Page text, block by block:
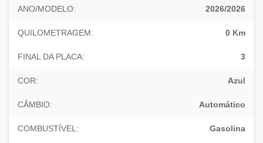
ANO/MODELO: 2026/2026
QUILOMETRAGEM: 0 Km
FINAL DA PLACA: 3
COR: Azul
CÂMBIO: Automático
COMBUSTÍVEL: Gasolina